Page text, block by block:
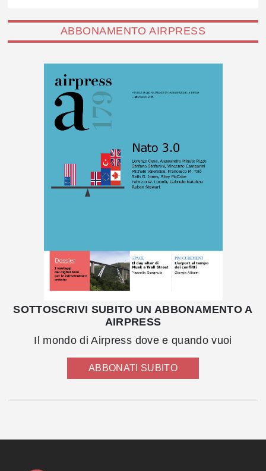
ABBONAMENTO AIRPRESS
SOTTOSCRIVI SUBITO UN ABBONAMENTO A
AIRPRESS
Il mondo di Airpress dove e quando vuoi
ABBONATI SUBITO